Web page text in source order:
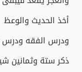
أخذ الحديث والوعظ
ودرس الفقه ودرس
ذكر ستة وثمانين